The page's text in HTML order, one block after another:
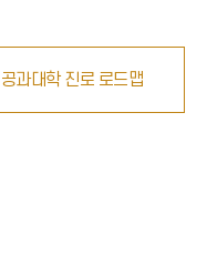
공과대학 진로 로드맵